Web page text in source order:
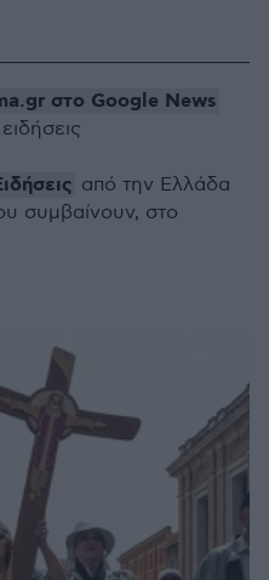
στο Google News
από την Ελλάδα
συμβαίνουν, στο